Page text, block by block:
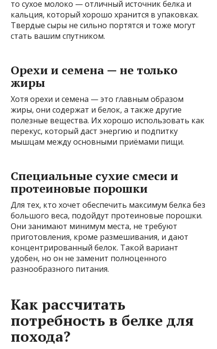
то сухое молоко — отличный источник белка и
кальция, который хорошо хранится в упаковках.
Твердые сыры не сильно портятся и тоже могут
стать вашим спутником.
Орехи и семена — не только
жиры
Хотя орехи и семена — это главным образом
жиры, они содержат и белок, а также другие
полезные вещества. Их хорошо использовать как
перекус, который даст энергию и подпитку
мышцам между основными приёмами пищи.
Специальные сухие смеси и
протеиновые порошки
Для тех, кто хочет обеспечить максимум белка без
большого веса, подойдут протеиновые порошки.
Они занимают минимум места, не требуют
приготовления, кроме размешивания, и дают
концентрированный белок. Такой вариант
удобен, но он не заменит полноценного
разнообразного питания.
Как рассчитать
потребность в белке для
похода?